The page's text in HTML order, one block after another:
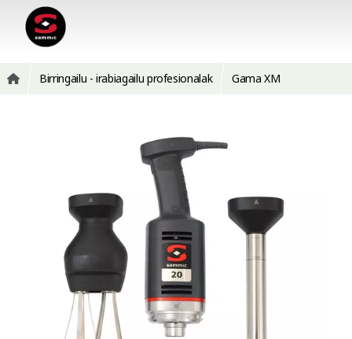
Birringailu - irabiagailu profesionalak Gama XM